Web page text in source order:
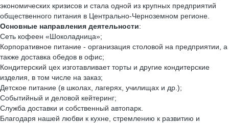
экономических кризисов и стала одной из крупных предприятий
общественного питания в Центрально-Черноземном регионе.
Основные направления деятельности:
Сеть кофеен «Шоколадница»;
Корпоративное питание - организация столовой на предприятии, а
также доставка обедов в офис;
Кондитерский цех изготавливает торты и другие кондитерские
изделия, в том числе на заказ;
Детское питание (в школах, лагерях, училищах и др.);
Событийный и деловой кейтеринг;
Служба доставки и собственный автопарк.
Благодаря нашей любви к кухне, стремлению к развитию и